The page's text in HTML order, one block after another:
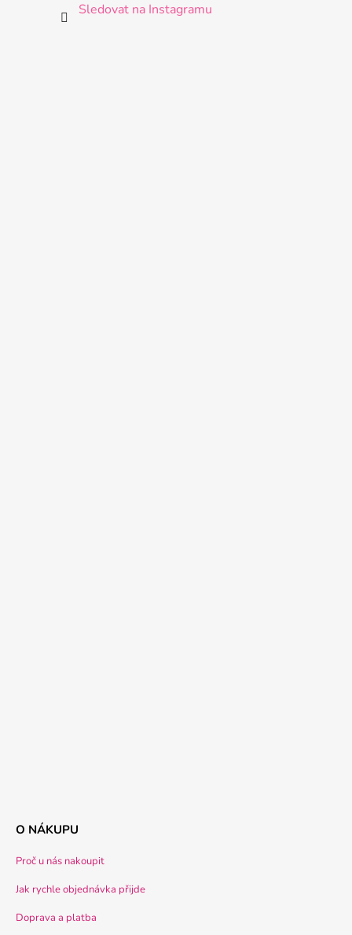
Sledovat na Instagramu
O NÁKUPU
Proč u nás nakoupit
Jak rychle objednávka přijde
Doprava a platba